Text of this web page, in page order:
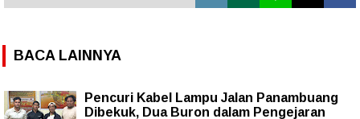
BACA LAINNYA
Pencuri Kabel Lampu Jalan Panambuang
Dibekuk, Dua Buron dalam Pengejaran